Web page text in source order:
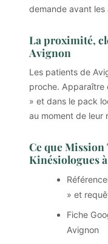
demande avant les
La proximité,
Avignon
Les patients de
proche. Apparaître
» et dans le pack
au moment de leur
Ce que
Kinésiologues
» et
Fiche
Avignon